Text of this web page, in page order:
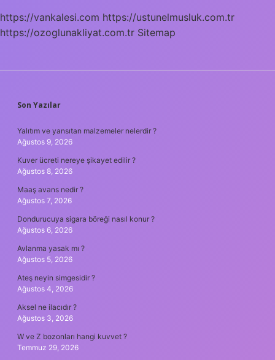
https://vankalesi.com https://ustunelmusluk.com.tr
https://ozoglunakliyat.com.tr Sitemap
SIDEBAR
Son Yazılar
Yalıtım ve yansıtan malzemeler nelerdir ?
Ağustos 9, 2026
Kuver ücreti nereye şikayet edilir ?
Ağustos 8, 2026
Maaş avans nedir ?
Ağustos 7, 2026
Dondurucuya sigara böreği nasıl konur ?
Ağustos 6, 2026
Avlanma yasak mı ?
Ağustos 5, 2026
Ateş neyin simgesidir ?
Ağustos 4, 2026
Aksel ne ilacıdır ?
Ağustos 3, 2026
W ve Z bozonları hangi kuvvet ?
Temmuz 29, 2026